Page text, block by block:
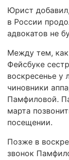
Юрист
в России
адвокатов не
Между тем, как
Фейсбуке
воскресенье у
чиновники
Памфиловой.
марта
посещении.
Позже в
звонок